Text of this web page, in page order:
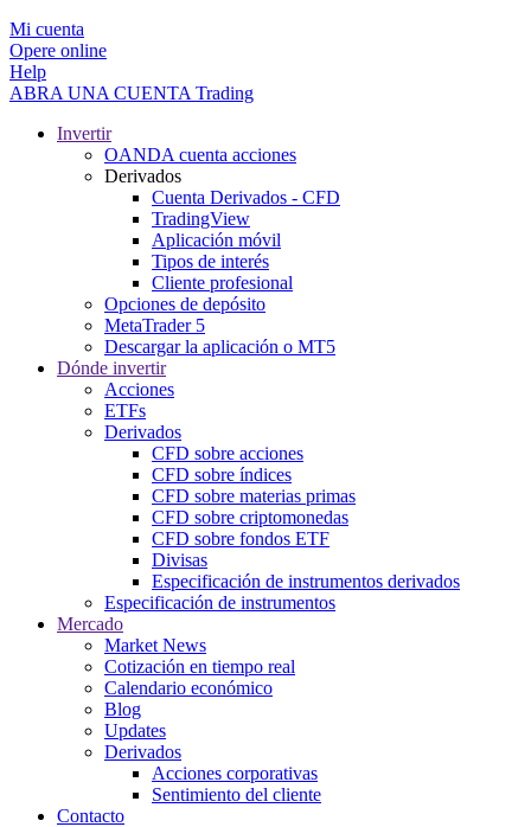
Mi cuenta
Opere online
Help
ABRA UNA CUENTA Trading
Invertir
OANDA cuenta acciones
Derivados
Cuenta Derivados - CFD
TradingView
Aplicación móvil
Tipos de interés
Cliente profesional
Opciones de depósito
MetaTrader 5
Descargar la aplicación o MT5
Dónde invertir
Acciones
ETFs
Derivados
CFD sobre acciones
CFD sobre índices
CFD sobre materias primas
CFD sobre criptomonedas
CFD sobre fondos ETF
Divisas
Especificación de instrumentos derivados
Especificación de instrumentos
Mercado
Market News
Cotización en tiempo real
Calendario económico
Blog
Updates
Derivados
Acciones corporativas
Sentimiento del cliente
Contacto